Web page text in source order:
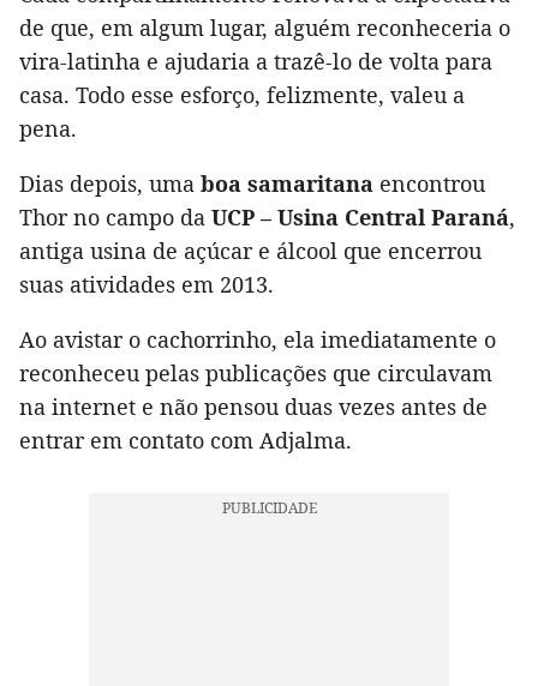
de que, em algum lugar, alguém reconheceria o
vira-latinha e ajudaria a trazê-lo de volta para
casa. Todo esse esforço, felizmente, valeu a
pena.
Dias depois, uma boa samaritana encontrou
Thor no campo da UCP – Usina Central Paraná,
antiga usina de açúcar e álcool que encerrou
suas atividades em 2013.
Ao avistar o cachorrinho, ela imediatamente o
reconheceu pelas publicações que circulavam
na internet e não pensou duas vezes antes de
entrar em contato com Adjalma.